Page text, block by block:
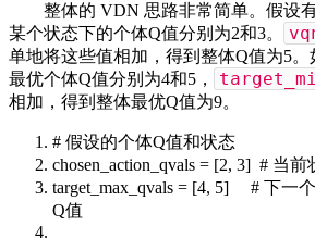
整体的 VDN 思路非常简单。假设
某个状态下的个体Q值分别为2和3。
单地将这些值相加，得到整体Q值为5
最优个体Q值分别为4和5，
相加，得到整体最优Q值为9。
# 假设的个体Q值和状态
chosen_action_qvals = [2, 3] # 当前
target_max_qvals = [4, 5] # 下一
Q值